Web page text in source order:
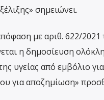
σημειώνει.
με αριθ. 622/
η δημοσίευση
υγείας από εμβόλιο
για αποζημίωση»